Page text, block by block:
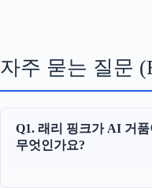
자주 묻는 질문
Q1. 래리 핑크가 AI 거
무엇인가요?